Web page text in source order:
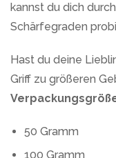
kannst du dich
Schärfegraden
Hast du deine
Griff zu größeren
50 Gramm
100 Gramm